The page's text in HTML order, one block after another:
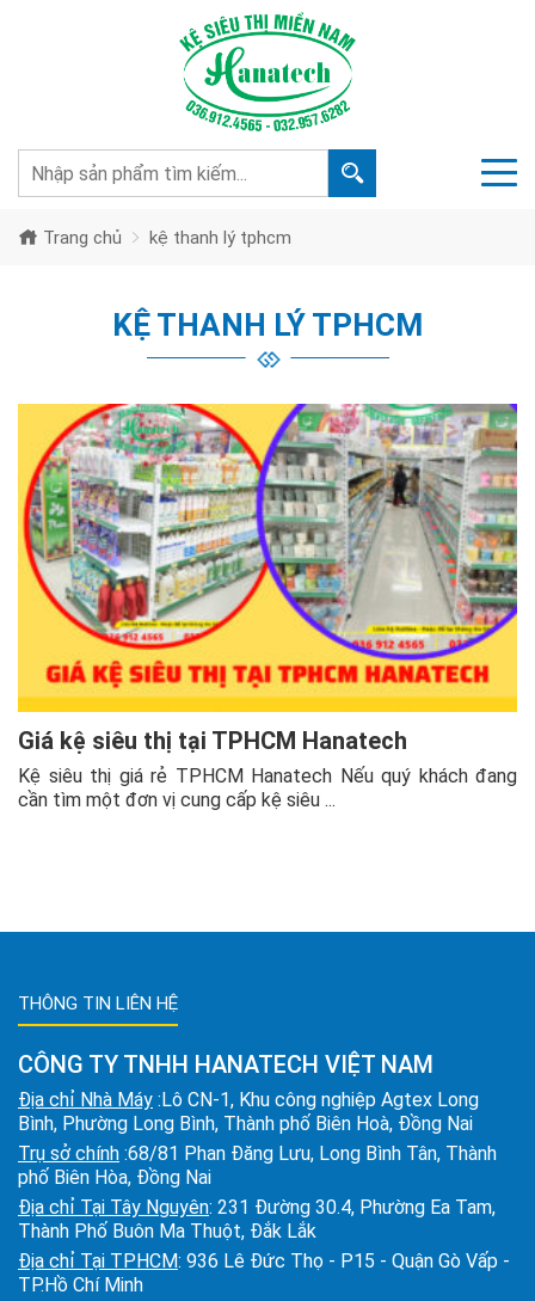
Trang chủ kệ thanh lý tphcm
KỆ THANH LÝ TPHCM
Giá kệ siêu thị tại TPHCM Hanatech
Kệ siêu thị giá rẻ TPHCM Hanatech Nếu quý khách đang
cần tìm một đơn vị cung cấp kệ siêu ...
THÔNG TIN LIÊN HỆ
CÔNG TY TNHH HANATECH VIỆT NAM
Địa chỉ Nhà Máy :Lô CN-1, Khu công nghiệp Agtex Long
Bình, Phường Long Bình, Thành phố Biên Hoà, Đồng Nai
Trụ sở chính :68/81 Phan Đăng Lưu, Long Bình Tân, Thành
phố Biên Hòa, Đồng Nai
Địa chỉ Tại Tây Nguyên: 231 Đường 30.4, Phường Ea Tam,
Thành Phố Buôn Ma Thuột, Đắk Lắk
Địa chỉ Tại TPHCM: 936 Lê Đức Thọ - P15 - Quận Gò Vấp -
TP.Hồ Chí Minh